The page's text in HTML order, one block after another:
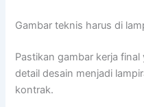
Gambar teknis harus di
Pastikan gambar kerja
detail desain menjadi
kontrak.